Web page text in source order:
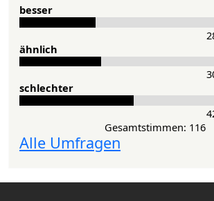
besser
ähnlich
schlechter
Gesamtstimmen: 116
Alle Umfragen